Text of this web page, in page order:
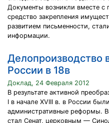
Документы возникли вместе с
средство закрепления
развитием письменности,
информации.
Делопроизводство
России в 18в
Доклад, 24 Февраля 2012
В результате активной
I в начале XVIII в. в России
административные реформы.
стал Сенат, церковным —